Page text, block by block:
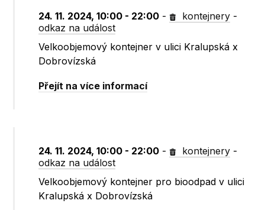
24. 11. 2024, 10:00 - 22:00 - kontejnery -
odkaz na událost
Velkoobjemový kontejner v ulici Kralupská x
Dobrovízská
Přejít na více informací
24. 11. 2024, 10:00 - 22:00 - kontejnery -
odkaz na událost
Velkoobjemový kontejner pro bioodpad v ulici
Kralupská x Dobrovízská